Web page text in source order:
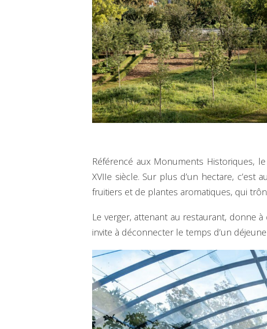
Référencé aux Monuments Historiques,
XVIIe siècle. Sur plus d’un hectare, c’est
fruitiers et de plantes aromatiques, qui
Le verger, attenant au restaurant, donne
invite à déconnecter le temps d’un